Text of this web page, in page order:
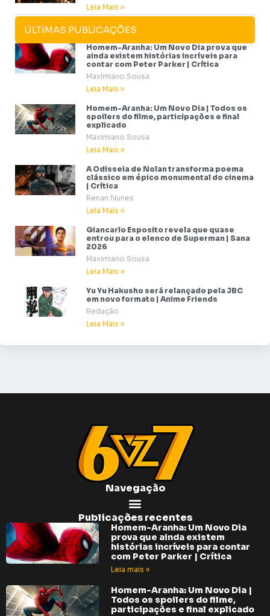
Leia Mais »
ÚLTIMAS PUBLICAÇÕES
Homem-Aranha: Um Novo Dia prova que
ainda existem histórias incríveis para
contar com Peter Parker | Crítica
Maximiano Sousa
Leia Mais »
Homem-Aranha: Um Novo Dia | Todos os
spoilers do filme, participações e final
explicado
Maximiano Sousa
Leia Mais »
A Odisseia de Nolan transforma poema
clássico em épico monumental do cinema
| Crítica
Renan Nunes
Leia Mais »
Giancarlo Esposito revela que quase
entrou para o elenco de Superman | Sana
2026
Maximiano Sousa
Leia Mais »
Yu Yu Hakusho será relançado pela JBC
em novo formato | Anime Friends
Redação
Leia Mais »
Navegação
Publicações recentes
Homem-Aranha: Um Novo Dia
prova que ainda existem
histórias incríveis para contar
com Peter Parker | Crítica
Leia mais »
Homem-Aranha: Um Novo Dia |
Todos os spoilers do filme,
participações e final explicado